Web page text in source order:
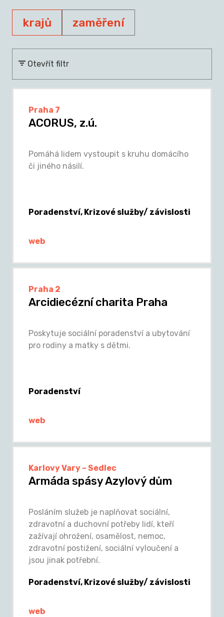
krajů zaměření
Otevřít filtr
Praha 7
ACORUS, z.ú.
Pomáhá lidem vystoupit s kruhu domácího
či jiného násilí.
Poradenství, Krizové služby/ závislosti
web
Praha 2
Arcidiecézní charita Praha
Poskytuje sociální poradenství a ubytování
pro rodiny a matky s dětmi.
Poradenství
web
Karlovy Vary – Sedlec
Armáda spásy Azylový dům
Posláním služeb je naplňovat sociální,
zdravotní a duchovní potřeby lidí, kteří
zažívají ohrožení, osamělost, nemoc,
zdravotní postižení, sociální vyloučení a
jsou jinak potřební.
Poradenství, Krizové služby/ závislosti
web